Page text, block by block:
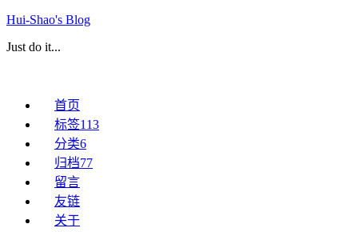
Hui-Shao's Blog
Just do it...
首页
标签113
分类6
归档77
留言
友链
关于